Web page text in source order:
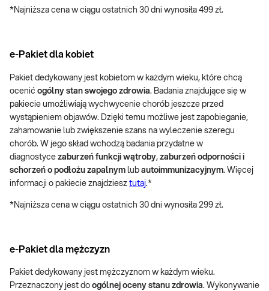
*Najniższa cena w ciągu ostatnich 30 dni wynosiła 499 zł.
e-Pakiet dla kobiet
Pakiet dedykowany jest kobietom w każdym wieku, które chcą
ocenić ogólny stan swojego zdrowia. Badania znajdujące się w
pakiecie umożliwiają wychwycenie chorób jeszcze przed
wystąpieniem objawów. Dzięki temu możliwe jest zapobieganie,
zahamowanie lub zwiększenie szans na wyleczenie szeregu
chorób. W jego skład wchodzą badania przydatne w
diagnostyce zaburzeń funkcji wątroby, zaburzeń odporności i
schorzeń o podłożu zapalnym lub autoimmunizacyjnym. Więcej
informacji o pakiecie znajdziesz tutaj.*
*Najniższa cena w ciągu ostatnich 30 dni wynosiła 299 zł.
e-Pakiet dla mężczyzn
Pakiet dedykowany jest mężczyznom w każdym wieku.
Przeznaczony jest do ogólnej oceny stanu zdrowia. Wykonywanie